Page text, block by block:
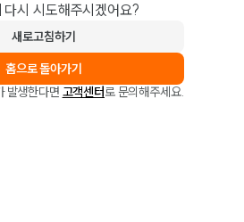
다시 시도해주시겠어요?
새로고침하기
홈으로 돌아가기
발생한다면 고객센터로 문의해주세요.